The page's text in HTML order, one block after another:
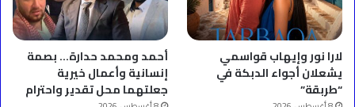
لارا نور وإيهاب قواسمي
يشعلان أجواء الدبكة في
“طربقة”
أحمد ومحمد حدارة… بصمة
إنسانية وأعمال خيرية
جعلتهما محل تقدير واحترام